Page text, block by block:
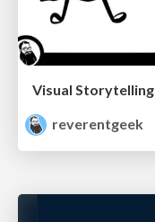
reverentgeek